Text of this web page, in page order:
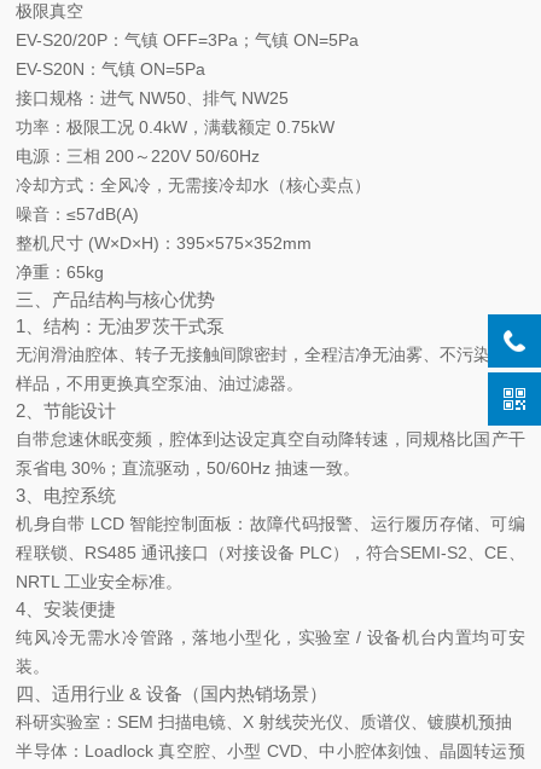
极限真空
EV-S20/20P：气镇 OFF=3Pa；气镇 ON=5Pa
EV-S20N：气镇 ON=5Pa
接口规格 ：进气 NW50、排气 NW25
功率 ：极限工况 0.4kW，满载额定 0.75kW
电源 ：三相 200～220V 50/60Hz
冷却方式 ：全风冷，无需接冷却水 （核心卖点）
噪音 ：≤57dB(A)
整机尺寸 (W×D×H) ：395×575×352mm
净重 ：65kg
三、产品结构与核心优势
1、结构：无油罗茨干式泵
无润滑油腔体、转子无接触间隙密封，全程洁净无油雾、不污染腔体
样品 ，不用更换真空泵油、油过滤器。
2、节能设计
自带怠速休眠变频 ，腔体到达设定真空自动降转速，同规格比国产干
泵省电 30%；直流驱动，50/60Hz 抽速一致。
3、电控系统
机身自带 LCD 智能控制面板：故障代码报警、运行履历存储、可编
程联锁、RS485 通讯接口（对接设备 PLC），符合SEMI-S2、CE、
NRTL 工业安全标准。
4、安装便捷
纯风冷无需水冷管路，落地小型化，实验室 / 设备机台内置均可安
装。
四、适用行业 & 设备（国内热销场景）
科研实验室 ：SEM 扫描电镜、X 射线荧光仪、质谱仪、镀膜机预抽
半导体 ：Loadlock 真空腔、小型 CVD、中小腔体刻蚀、晶圆转运预